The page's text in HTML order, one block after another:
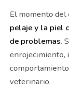
El momento
pelaje y la piel
de problemas.
enrojecimiento,
veterinario.